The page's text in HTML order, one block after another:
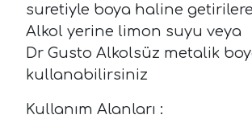
suretiyle boya haline
Alkol yerine limon suyu veya
Dr Gusto Alkolsüz metalik
kullanabilirsiniz
Kullanım Alanları :